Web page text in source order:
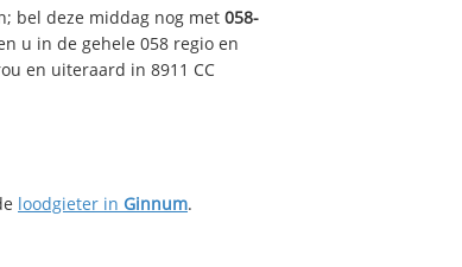
bel deze middag nog met 058-
u in de gehele 058 regio en
en uiteraard in 8911 CC
loodgieter in Ginnum.